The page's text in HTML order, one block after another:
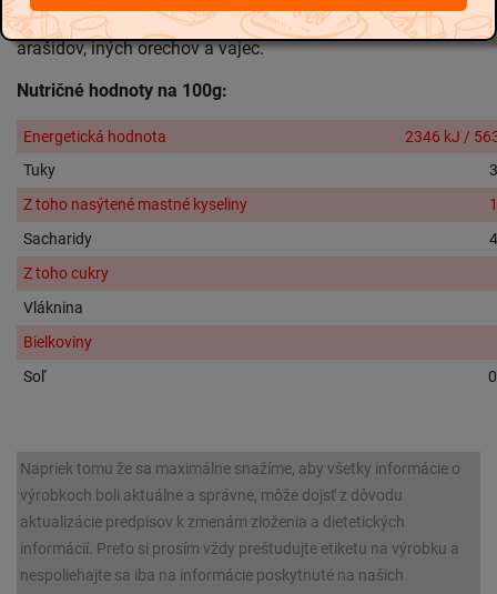
druhy môžu tiež obsahovať stopy lieskovcov, mandlí,
arašidov, iných orechov a vajec.
Nutričné hodnoty na 100g:
Energetická hodnota
2346 kJ /
Tuky
Z toho nasýtené mastné kyseliny
Sacharidy
Z toho cukry
Vláknina
Bielkoviny
Soľ
Napriek tomu že sa maximálne snažíme, aby všetky informácie o
výrobkoch boli aktuálne a správne, môže dojsť z dôvodu
aktualizácie predpisov k zmenám zloženia a dietetických
informácií. Preto si prosím vždy preštudujte etiketu na výrobku a
nespoliehajte sa iba na informácie poskytnuté na našich